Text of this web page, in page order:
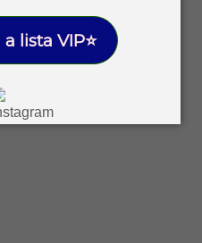
lista VIP⭐